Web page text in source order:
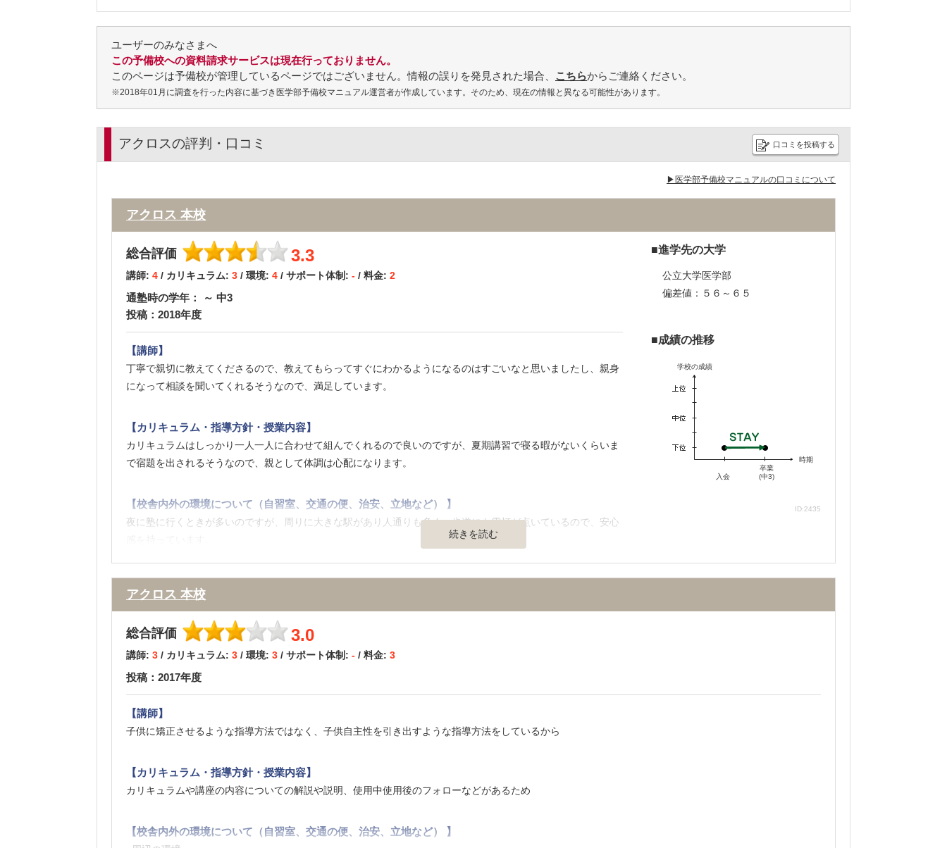
ユーザーのみなさまへ
この予備校への資料請求サービスは現在行っておりません。
このページは予備校が管理しているページではございません。情報の誤りを発見された場合、 こちらからご連絡ください。
※2018年01月に調査を行った内容に基づき医学部予備校マニュアル運営者が作成しています。そのため、現在の情報と異なる可能性があります。
アクロスの評判・口コミ 口コミを投稿する
▶医学部予備校マニュアルの口コミについて
アクロス 本校
総合評価 3.3
講師: 4 / カリキュラム: 3 / 環境: 4 / サポート体制: - / 料金: 2
通塾時の学年： ～ 中3
投稿：2018年度
【講師】
丁寧で親切に教えてくださるので、教えてもらってすぐにわかるようになるのはすごいなと思いましたし、親身
になって相談を聞いてくれるそうなので、満足しています。
【カリキュラム・指導方針・授業内容】
カリキュラムはしっかり一人一人に合わせて組んでくれるので良いのですが、夏期講習で寝る暇がないくらいま
で宿題を出されるそうなので、親として体調は心配になります。
【校舎内外の環境について（自習室、交通の便、治安、立地など） 】
夜に塾に行くときが多いのですが、周りに大きな駅があり人通りも多く、歩道にも電灯が点いているので、安心
料金はとても高く、大学の費用のためにお金を貯金しておかなくてはならないのですが、塾代にとても使ってし
まっているため、今後大学生になった時に心配だなと思います。
【良かった点（改善してほしい点） 】
塾の先生はとても優しく丁寧で親切に教えてくださるので、本当に感謝しております。
体調が一番だと思いますので、宿題の量は少し考えていただきたいです。
進学先の大学
公立大学医学部
偏差値：５６～６５
成績の推移
学校の成績
時期
入会
卒業
(中3)
ID:2435
続きを読む
アクロス 本校
総合評価 3.0
講師: 3 / カリキュラム: 3 / 環境: 3 / サポート体制: - / 料金: 3
投稿：2017年度
【講師】
子供に矯正させるような指導方法ではなく、子供自主性を引き出すような指導方法をしているから
【カリキュラム・指導方針・授業内容】
カリキュラムや講座の内容についての解説や説明、使用中使用後のフォローなどがあるため
【校舎内外の環境について（自習室、交通の便、治安、立地など） 】